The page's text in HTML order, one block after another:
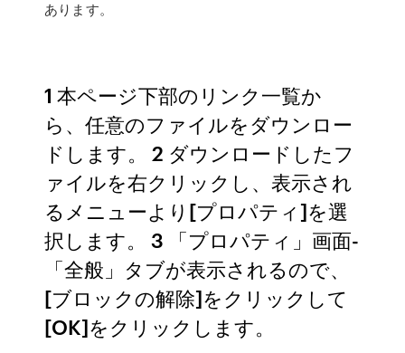
あります。
1 本ページ下部のリンク一覧か
ら、任意のファイルをダウンロー
ドします。 2 ダウンロードしたフ
ァイルを右クリックし、表示され
るメニューより[プロパティ]を選
択します。 3 「プロパティ」画面-
「全般」タブが表示されるので、
[ブロックの解除]をクリックして
[OK]をクリックします。